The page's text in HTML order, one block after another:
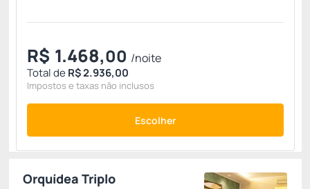
R$ 1.468,00 /noite
Total deR$ 2.936,00
Impostos e taxas não inclusos
Escolher
Orquídea Triplo